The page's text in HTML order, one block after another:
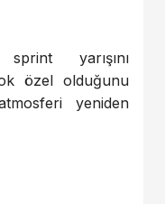
yarışını
özel olduğunu
yeniden